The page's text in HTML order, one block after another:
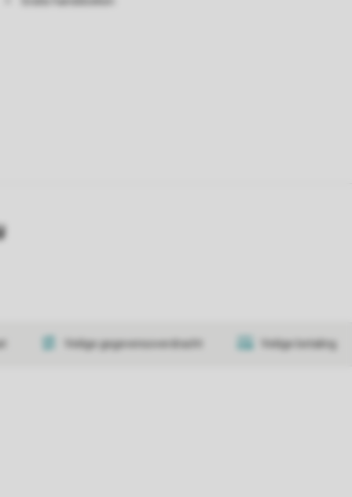
Veilige gegevensoverdracht Veilige betaling